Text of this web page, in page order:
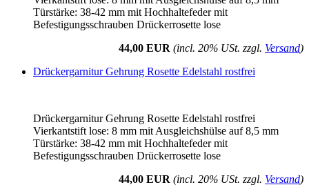
Türstärke: 38-42 mm mit Hochhaltefeder mit
Befestigungsschrauben Drückerrosette lose
44,00 EUR (incl. 20% USt. zzgl. Versand)
Drückergarnitur Gehrung Rosette Edelstahl rostfrei
Drückergarnitur Gehrung Rosette Edelstahl rostfrei
Vierkantstift lose: 8 mm mit Ausgleichshülse auf 8,5 mm
Türstärke: 38-42 mm mit Hochhaltefeder mit
Befestigungsschrauben Drückerrosette lose
44,00 EUR (incl. 20% USt. zzgl. Versand)